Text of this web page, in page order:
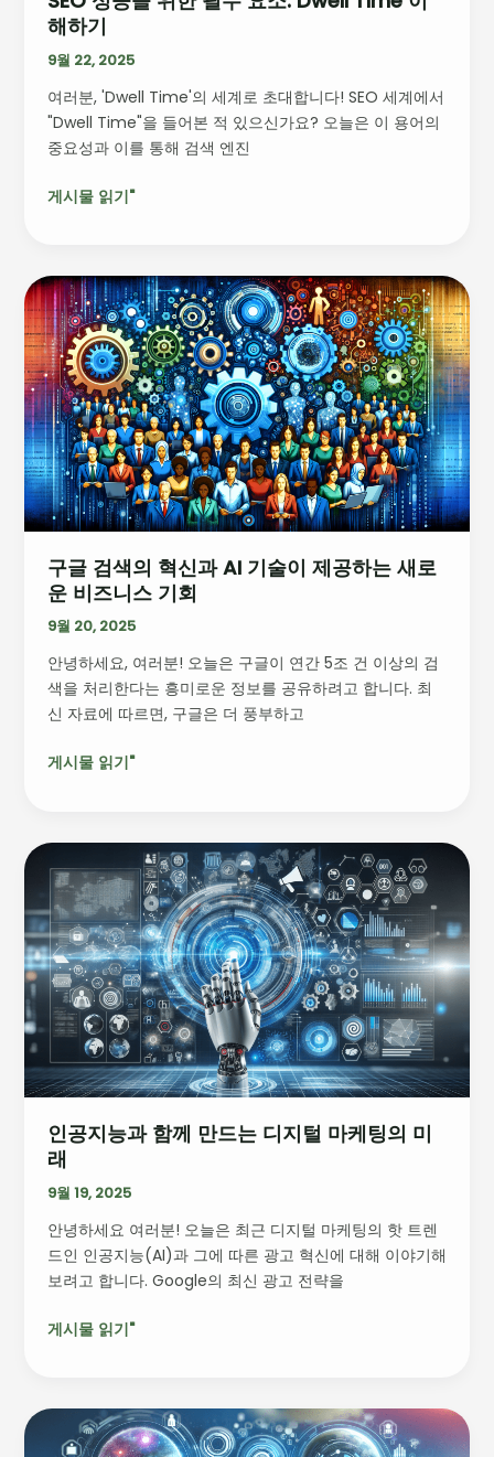
해하기
9월 22, 2025
여러분, 'Dwell Time'의 세계로 초대합니다! SEO 세계에서
"Dwell Time"을 들어본 적 있으신가요? 오늘은 이 용어의
중요성과 이를 통해 검색 엔진
이
해
기
게시물 읽기"
구글 검색의 혁신과 AI 기술이 제공하는 새로
운 비즈니스 기회
9월 20, 2025
안녕하세요, 여러분! 오늘은 구글이 연간 5조 건 이상의 검
색을 처리한다는 흥미로운 정보를 공유하려고 합니다. 최
신 자료에 따르면, 구글은 더 풍부하고
구
글
검
색
의
혁
신
과
AI
기
이
제
공
는
새
로
비
스
기
회
게시물 읽기"
인공지능과 함께 만드는 디지털 마케팅의 미
래
9월 19, 2025
안녕하세요 여러분! 오늘은 최근 디지털 마케팅의 핫 트렌
드인 인공지능(AI)과 그에 따른 광고 혁신에 대해 이야기해
보려고 합니다. Google의 최신 광고 전략을
공
지
능
과
함
께
만
는
지
털
마
팅
의
미
게시물 읽기"
와